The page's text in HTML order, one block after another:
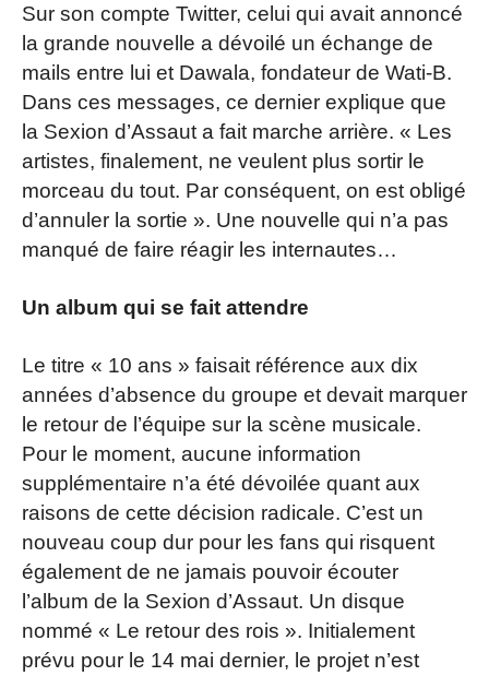
Sur son compte Twitter, celui qui avait annoncé
la grande nouvelle a dévoilé un échange de
mails entre lui et Dawala, fondateur de Wati-B.
Dans ces messages, ce dernier explique que
la Sexion d’Assaut a fait marche arrière. « Les
artistes, finalement, ne veulent plus sortir le
morceau du tout. Par conséquent, on est obligé
d’annuler la sortie ». Une nouvelle qui n’a pas
manqué de faire réagir les internautes…
Un album qui se fait attendre
Le titre « 10 ans » faisait référence aux dix
années d’absence du groupe et devait marquer
le retour de l’équipe sur la scène musicale.
Pour le moment, aucune information
supplémentaire n’a été dévoilée quant aux
raisons de cette décision radicale. C’est un
nouveau coup dur pour les fans qui risquent
également de ne jamais pouvoir écouter
l’album de la Sexion d’Assaut. Un disque
nommé « Le retour des rois ». Initialement
prévu pour le 14 mai dernier, le projet n’est